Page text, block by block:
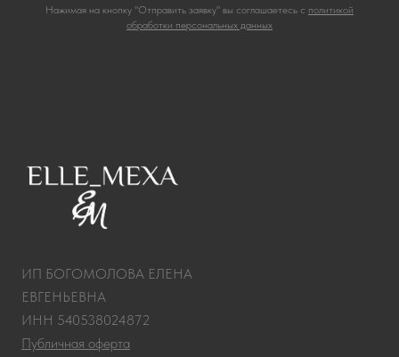
Нажимая на кнопку "Отправить заявку" вы соглашаетесь с политикой
обработки персональных данных
ИП БОГОМОЛОВА ЕЛЕНА
ЕВГЕНЬЕВНА
ИНН 540538024872
Публичная оферта